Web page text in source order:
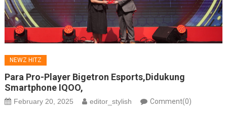
NEWZ HITZ
Para Pro-Player Bigetron Esports,Didukung
Smartphone IQOO,
February 20, 2025 editor_stylish Comment(0)